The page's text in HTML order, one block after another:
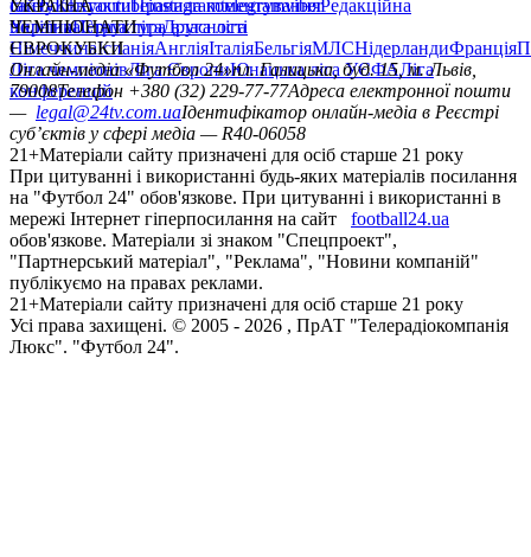
сайтуКонтактиПравила коментуванняРедакційна
політикаСтруктура власності
facebookxyoutubeinstagramtelegramviber
УКРАЇНА
УкраїнаПерша лігаДруга ліга
ЧЕМПІОНАТИ
НімеччинаІспаніяАнгліяІталіяБельгіяМЛСНідерландиФранція
ЄВРОКУБКИ
Ліга чемпіонівЛіга ЄвропиЮнацька ліга УЄФАЛіга
конференцій
Онлайн-медіа «Футбол 24»пл. Галицька, буд. 15, м. Львів,
79008Телефон +380 (32) 229-77-77Адреса електронної пошти
— legal@24tv.com.uaІдентифікатор онлайн-медіа в Реєстрі
суб’єктів у сфері медіа — R40-06058
21+Матеріали сайту призначені для осіб старше 21 року
При цитуванні і використанні будь-яких матеріалів посилання
на "Футбол 24" обов'язкове. При цитуванні і використанні в
мережі Інтернет гіперпосилання на сайт
football24.ua
обов'язкове. Матеріали зі знаком "Спецпроект",
"Партнерський матеріал", "Реклама", "Новини компаній"
публікуємо на правах реклами.
21+Матеріали сайту призначені для осіб старше 21 року
Усi права захищенi. © 2005 - 2026 , ПрАТ "Телерадіокомпанія
Люкс". "Футбол 24".